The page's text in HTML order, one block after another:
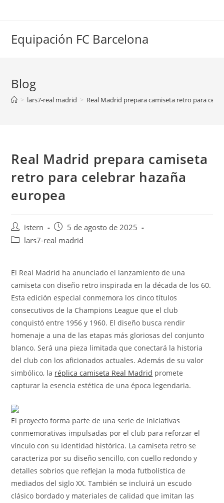
Equipación FC Barcelona
Blog
> lars7-real madrid > Real Madrid prepara camiseta retro para
Real Madrid prepara camiseta
retro para celebrar hazaña
europea
Autor
de
istern
Publicación
de
5 de agosto de 2025
Categoría
entrada:
lars7-real madrid
El Real Madrid ha anunciado el lanzamiento de una
camiseta con diseño retro inspirada en la década de los 60.
Esta edición especial conmemora los cinco títulos
consecutivos de la Champions League que el club
conquistó entre 1956 y 1960. El diseño busca rendir
homenaje a una de las etapas más gloriosas del conjunto
blanco. Será una pieza limitada que conectará la historia
del club con los aficionados actuales. Además de su valor
simbólico, la réplica camiseta Real Madrid promete
capturar la esencia estética de una época legendaria.
El proyecto forma parte de una serie de iniciativas
conmemorativas impulsadas por el club para reforzar el
vínculo con su identidad histórica. La camiseta retro se
caracteriza por su diseño sencillo, con cuello redondo y
detalles sobrios que reflejan la moda futbolística de
mediados del siglo XX. También se incluirá un escudo
clásico bordado y materiales de calidad que imitan las